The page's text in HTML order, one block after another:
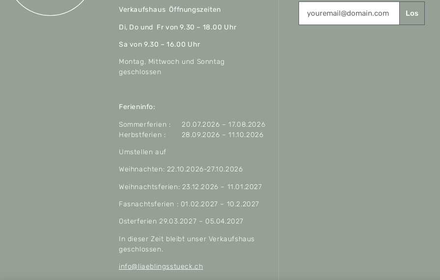
Verkaufshaus Öffnungszeiten
Di, Do und Fr von 9.30 – 18.00 Uhr
Sa von 9.30 – 16.00 Uhr
Montag, Mittwoch und Sonntag
geschlossen
Ferieninfo:
Sommerferien : 20.07.2026 – 17.08.2026
Herbstferien : 28.09.2026 – 11.10.2026
Umstellen auf
Weihnachten: 22.10.2026-27.10.2026
Weihnachtsferien: 23.12.2026 – 11.01.2027
Fasnachtsferien : 01.02.2027 – 10.2.2027
Osterferien 29.03.2027 – 05.04.2027
In dieser Zeit bleibt unser Verkaufshaus
geschlossen.
info@liaeblingsstueck.ch
Los